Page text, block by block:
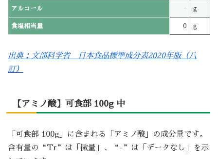
アルコール – g
食塩相当量 0 g
出典：文部科学省 日本食品標準成分表2020年版（八
訂）
【アミノ酸】可食部 100g 中
「可食部 100g」に含まれる「アミノ酸」の成分量です。
含有量の“Tr”は「微量」、“-”は「データなし」を示